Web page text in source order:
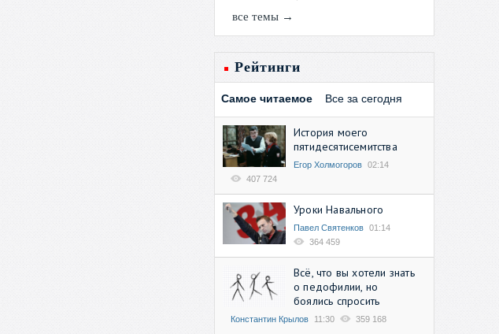
все темы →
Рейтинги
Самое читаемое Все за сегодня
История моего
пятидесятисемитства
Егор Холмогоров 02:14
407 724
Уроки Навального
Павел Святенков 01:14
364 459
Всё, что вы хотели знать
о педофилии, но
боялись спросить
Константин Крылов 11:30 359 168